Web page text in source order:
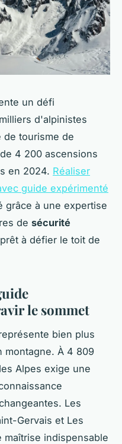
un défi
d'alpinistes
de tourisme de
4 200 ascensions
en 2024. Réaliser
guide expérimenté
grâce à une expertise
de sécurité
à défier le toit de
le sommet
bien plus
montagne. À 4 809
Alpes exige une
Les
Gervais et Les
maîtrise indispensable